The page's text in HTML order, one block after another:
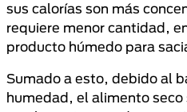
sus calorías son más
requiere menor cantidad,
producto húmedo para
Sumado a esto, debido al
humedad, el alimento